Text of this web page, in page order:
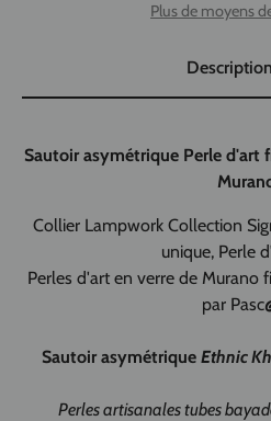
Plus de moyens
Description
Sautoir asymétrique Perle d'art
Collier Lampwork Collection
unique, Perle
Perles d'art en verre de Murano
par
Sautoir asymétrique Ethnic
Perles artisanales tubes